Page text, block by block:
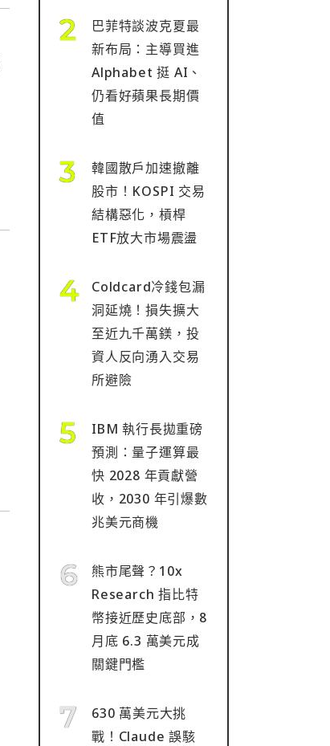
巴菲特談波克夏最
新布局：主導買進
Alphabet 挺 AI、
仍看好蘋果長期價
值
韓國散戶加速撤離
股市！KOSPI 交易
結構惡化，槓桿
ETF放大市場震盪
Coldcard冷錢包漏
洞延燒！損失擴大
至近九千萬鎂，投
資人反向湧入交易
所避險
IBM 執行長拋重磅
預測：量子運算最
快 2028 年貢獻營
收，2030 年引爆數
兆美元商機
熊市尾聲？10x
Research 指比特
幣接近歷史底部，8
月底 6.3 萬美元成
關鍵門檻
630 萬美元大挑
戰！Claude 誤駭